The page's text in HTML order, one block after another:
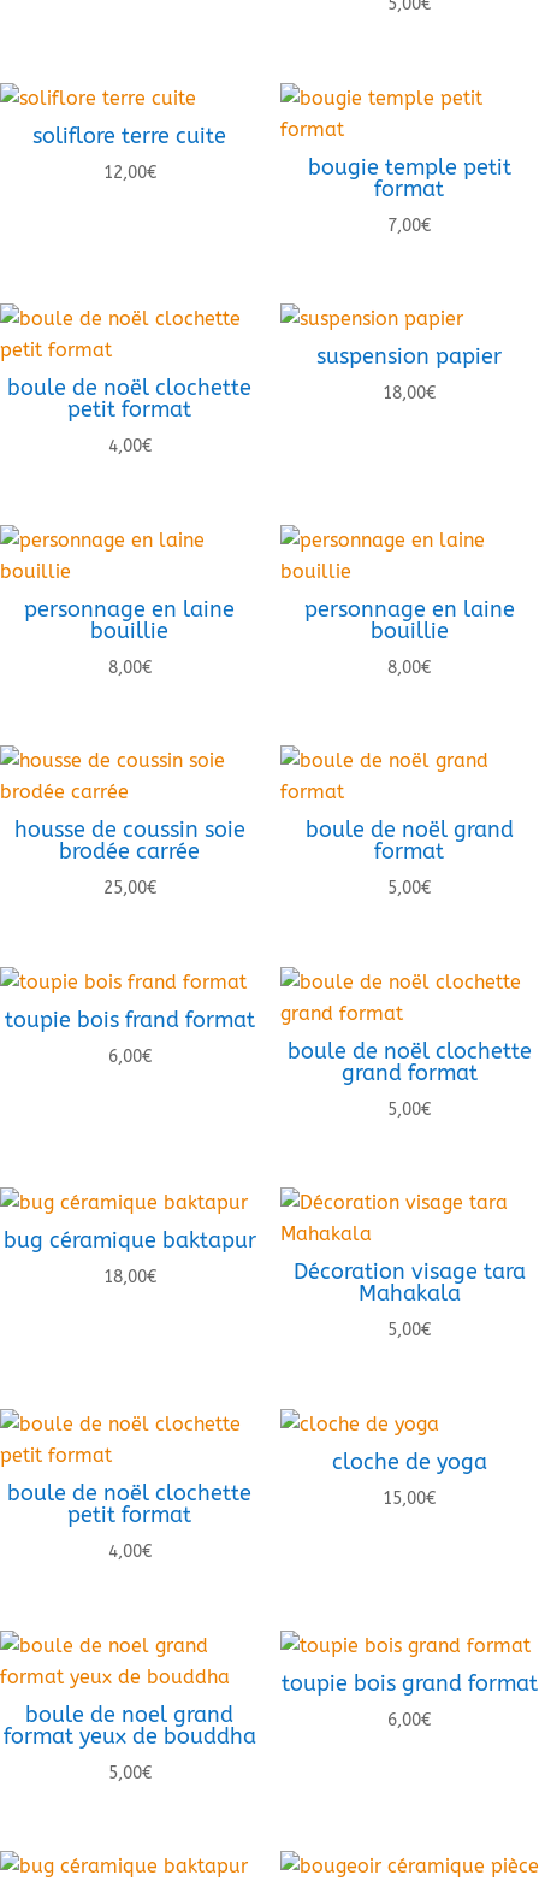
5,00€
soliflore terre cuite
12,00€
bougie temple petit
format
7,00€
boule de noël clochette
petit format
4,00€
suspension papier
18,00€
personnage en laine
bouillie
8,00€
personnage en laine
bouillie
8,00€
housse de coussin soie
brodée carrée
25,00€
boule de noël grand
format
5,00€
toupie bois frand format
6,00€
boule de noël clochette
grand format
5,00€
bug céramique baktapur
18,00€
Décoration visage tara
Mahakala
5,00€
boule de noël clochette
petit format
4,00€
cloche de yoga
15,00€
boule de noel grand
format yeux de bouddha
5,00€
toupie bois grand format
6,00€